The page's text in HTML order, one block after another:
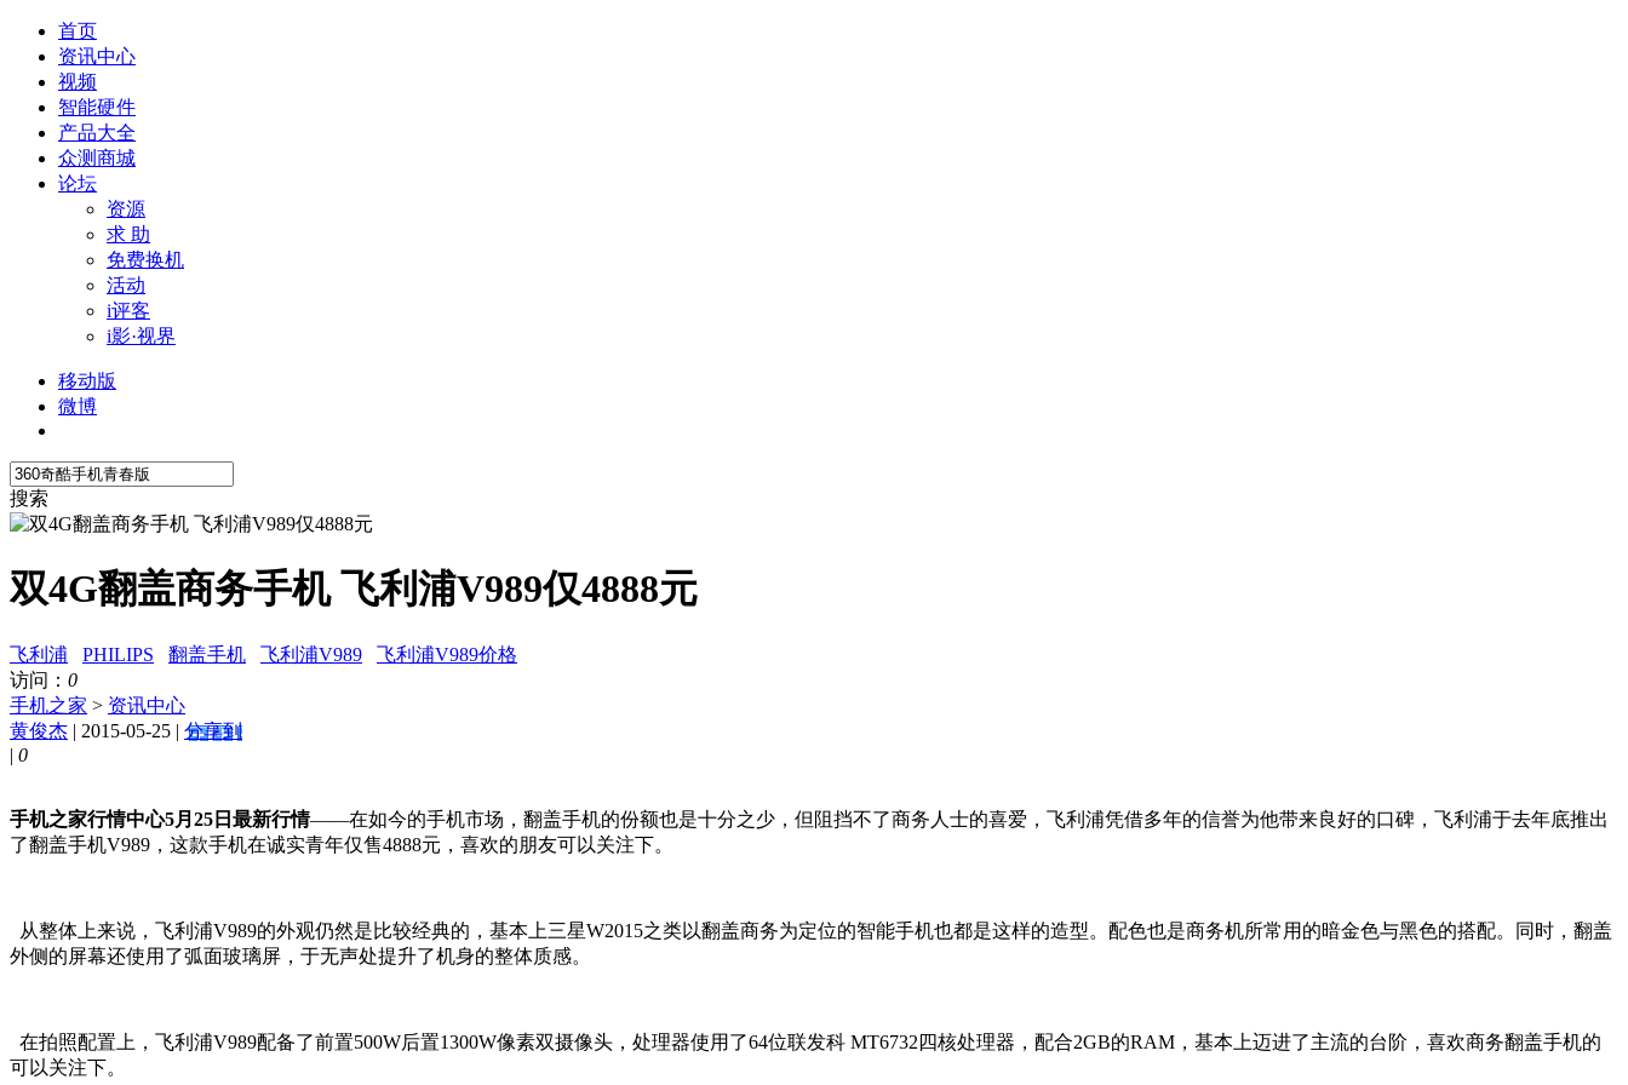
首页
资讯中心
视频
智能硬件
产品大全
众测商城
论坛
资源
求 助
免费换机
活动
i评客
i影·视界
移动版
微博
搜索
双4G翻盖商务手机 飞利浦V989仅4888元
飞利浦 PHILIPS 翻盖手机 飞利浦V989
飞利浦V989价格
访问： 0
手机之家 > 资讯中心
黄俊杰 | 2015-05-25 | 分享到
| 0
手机之家行情中心5月25日最新行情——在如今的手机市场，翻盖手机的份额也是十分之少，但阻挡不了商务人士的喜爱，飞利浦凭借多年的信誉为他带来良好的口碑，飞利浦于去年底推出
了翻盖手机V989，这款手机在诚实青年仅售4888元，喜欢的朋友可以关注下。
从整体上来说，飞利浦V989的外观仍然是比较经典的，基本上三星W2015之类以翻盖商务为定位的智能手机也都是这样的造型。配色也是商务机所常用的暗金色与黑色的搭配。同时，翻盖
外侧的屏幕还使用了弧面玻璃屏，于无声处提升了机身的整体质感。
在拍照配置上，飞利浦V989配备了前置500W后置1300W像素双摄像头，处理器使用了64位联发科 MT6732四核处理器，配合2GB的RAM，基本上迈进了主流的台阶，喜欢商务翻盖手机的
可以关注下。